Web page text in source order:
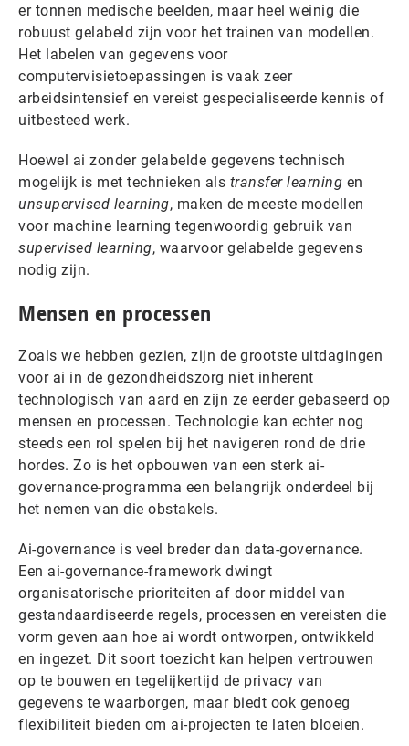
er tonnen medische beelden, maar heel weinig die
robuust gelabeld zijn voor het trainen van modellen.
Het labelen van gegevens voor
computervisietoepassingen is vaak zeer
arbeidsintensief en vereist gespecialiseerde kennis of
uitbesteed werk.
Hoewel ai zonder gelabelde gegevens technisch
mogelijk is met technieken als transfer learning en
unsupervised learning, maken de meeste modellen
voor machine learning tegenwoordig gebruik van
supervised learning, waarvoor gelabelde gegevens
nodig zijn.
Mensen en processen
Zoals we hebben gezien, zijn de grootste uitdagingen
voor ai in de gezondheidszorg niet inherent
technologisch van aard en zijn ze eerder gebaseerd op
mensen en processen. Technologie kan echter nog
steeds een rol spelen bij het navigeren rond de drie
hordes. Zo is het opbouwen van een sterk ai-
governance-programma een belangrijk onderdeel bij
het nemen van die obstakels.
Ai-governance is veel breder dan data-governance.
Een ai-governance-framework dwingt
organisatorische prioriteiten af door middel van
gestandaardiseerde regels, processen en vereisten die
vorm geven aan hoe ai wordt ontworpen, ontwikkeld
en ingezet. Dit soort toezicht kan helpen vertrouwen
op te bouwen en tegelijkertijd de privacy van
gegevens te waarborgen, maar biedt ook genoeg
flexibiliteit bieden om ai-projecten te laten bloeien.